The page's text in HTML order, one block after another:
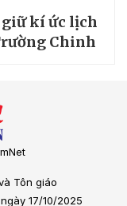
kí ức lịch
Chinh
Tôn giáo
17/10/2025